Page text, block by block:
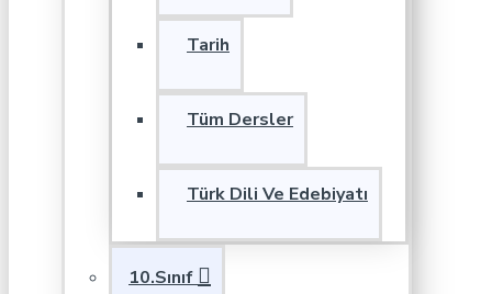
Tarih
Tüm Dersler
Türk Dili Ve Edebiyatı
10.Sınıf